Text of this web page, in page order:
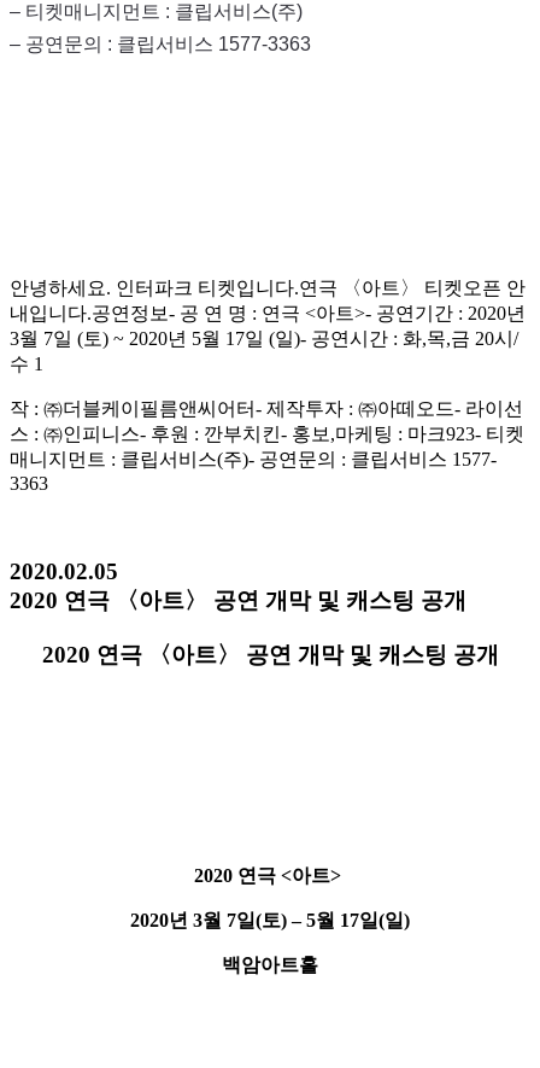
– 티켓매니지먼트 : 클립서비스(주)
– 공연문의 : 클립서비스 1577-3363
안녕하세요. 인터파크 티켓입니다.연극 〈아트〉 티켓오픈 안
내입니다.공연정보- 공 연 명 : 연극 <아트>- 공연기간 : 2020년
3월 7일 (토) ~ 2020년 5월 17일 (일)- 공연시간 : 화,목,금 20시/
수 1
작 : ㈜더블케이필름앤씨어터- 제작투자 : ㈜아떼오드- 라이선
스 : ㈜인피니스- 후원 : 깐부치킨- 홍보,마케팅 : 마크923- 티켓
매니지먼트 : 클립서비스(주)- 공연문의 : 클립서비스 1577-
3363
2020.02.05
2020 연극 〈아트〉 공연 개막 및 캐스팅 공개
2020 연극 〈아트〉 공연 개막 및 캐스팅 공개
2020 연극 <아트>
2020년 3월 7일(토) – 5월 17일(일)
백암아트홀